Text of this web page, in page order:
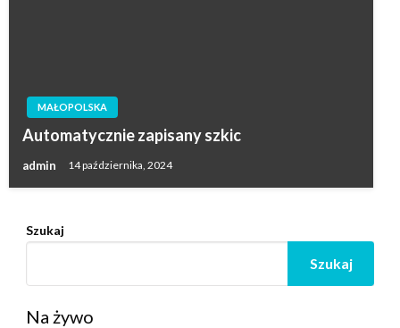
MAŁOPOLSKA
Automatycznie zapisany szkic
admin 14 października, 2024
Szukaj
Szukaj
Na żywo